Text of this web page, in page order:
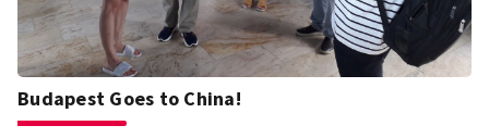
Budapest Goes to China!